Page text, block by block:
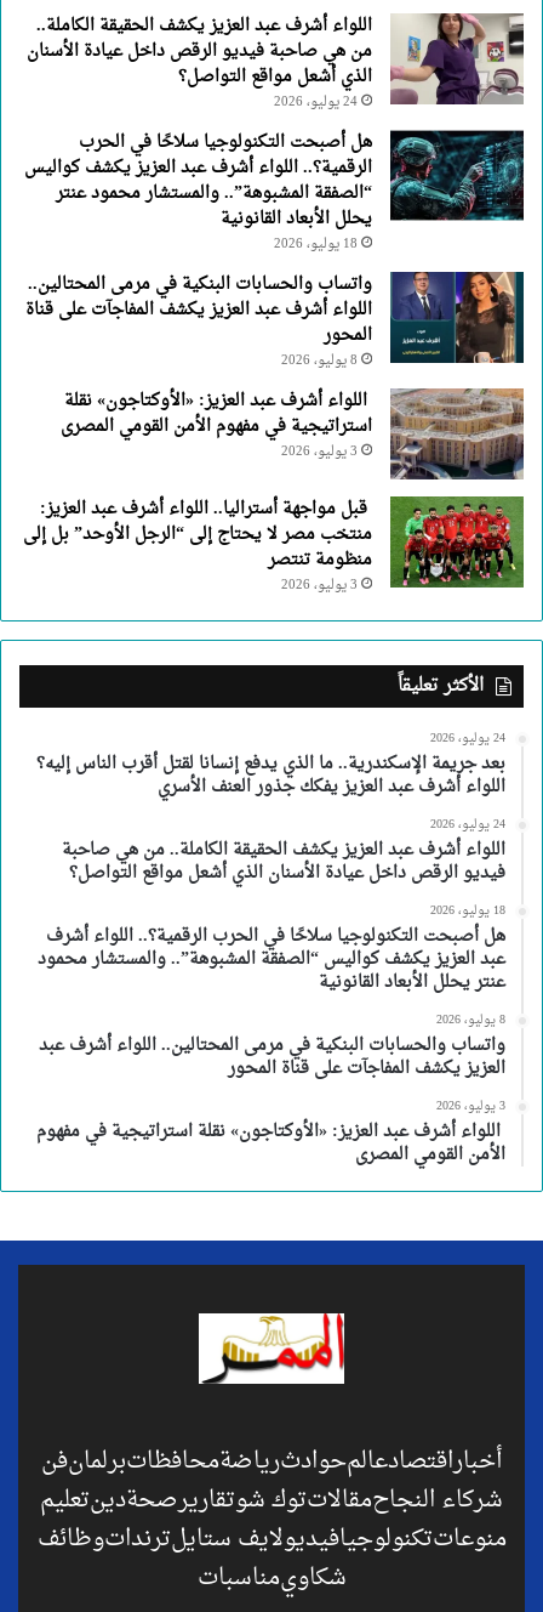
اللواء أشرف عبد العزيز يكشف الحقيقة الكاملة..
من هي صاحبة فيديو الرقص داخل عيادة الأسنان
الذي أشعل مواقع التواصل؟
24 يوليو، 2026
هل أصبحت التكنولوجيا سلاحًا في الحرب
الرقمية؟.. اللواء أشرف عبد العزيز يكشف كواليس
“الصفقة المشبوهة”.. والمستشار محمود عنتر
يحلل الأبعاد القانونية
18 يوليو، 2026
واتساب والحسابات البنكية في مرمى المحتالين..
اللواء أشرف عبد العزيز يكشف المفاجآت على قناة
المحور
8 يوليو، 2026
اللواء أشرف عبد العزيز: «الأوكتاجون» نقلة
استراتيجية في مفهوم الأمن القومي المصرى
3 يوليو، 2026
قبل مواجهة أستراليا.. اللواء أشرف عبد العزيز:
منتخب مصر لا يحتاج إلى “الرجل الأوحد” بل إلى
منظومة تنتصر
3 يوليو، 2026
الأكثر تعليقاً
24 يوليو، 2026
بعد جريمة الإسكندرية.. ما الذي يدفع إنسانا لقتل أقرب الناس إليه؟
اللواء أشرف عبد العزيز يفكك جذور العنف الأسري
24 يوليو، 2026
اللواء أشرف عبد العزيز يكشف الحقيقة الكاملة.. من هي صاحبة
فيديو الرقص داخل عيادة الأسنان الذي أشعل مواقع التواصل؟
18 يوليو، 2026
هل أصبحت التكنولوجيا سلاحًا في الحرب الرقمية؟.. اللواء أشرف
عبد العزيز يكشف كواليس “الصفقة المشبوهة”.. والمستشار محمود
عنتر يحلل الأبعاد القانونية
8 يوليو، 2026
واتساب والحسابات البنكية في مرمى المحتالين.. اللواء أشرف عبد
العزيز يكشف المفاجآت على قناة المحور
3 يوليو، 2026
اللواء أشرف عبد العزيز: «الأوكتاجون» نقلة استراتيجية في مفهوم
الأمن القومي المصرى
أخباراقتصادعالمحوادثرياضةمحافظاتبرلمانفن
شركاء النجاحمقالاتتوك شوتقاريرصحةدينتعليم
منوعاتتكنولوجيافيديولايف ستايلترنداتوظائف
شكاويمناسبات